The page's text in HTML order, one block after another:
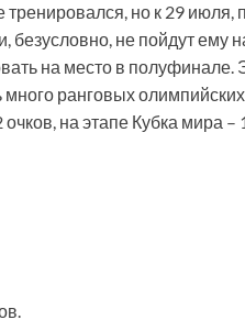
но к 29 июля,
не пойдут ему
на место в полуфинале.
ранговых
на этапе Кубка мира –